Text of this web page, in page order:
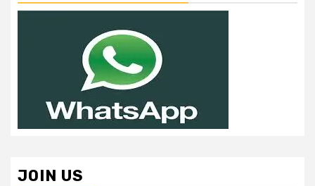
JOIN US